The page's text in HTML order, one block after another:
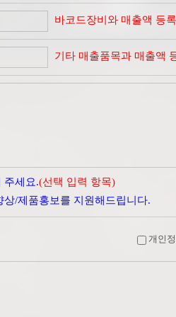
바코드장비와 매출액 등록
기타 매출품목과 매출액
주세요.(선택 입력 항목)
/제품홍보를 지원해드립니다.
개인